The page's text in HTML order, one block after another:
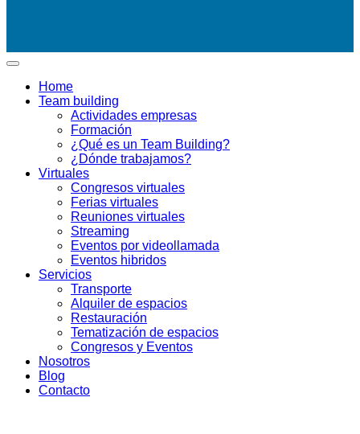
Home
Team building
Actividades empresas
Formación
¿Qué es un Team Building?
¿Dónde trabajamos?
Virtuales
Congresos virtuales
Ferias virtuales
Reuniones virtuales
Streaming
Eventos por videollamada
Eventos hibridos
Servicios
Transporte
Alquiler de espacios
Restauración
Tematización de espacios
Congresos y Eventos
Nosotros
Blog
Contacto